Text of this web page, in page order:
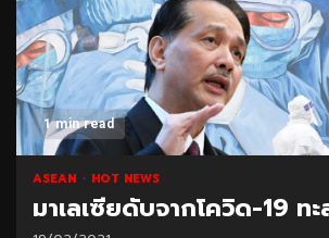
1 min read
ASEAN HOT NEWS
มาเลเซียดับจากโควิด-19 ท